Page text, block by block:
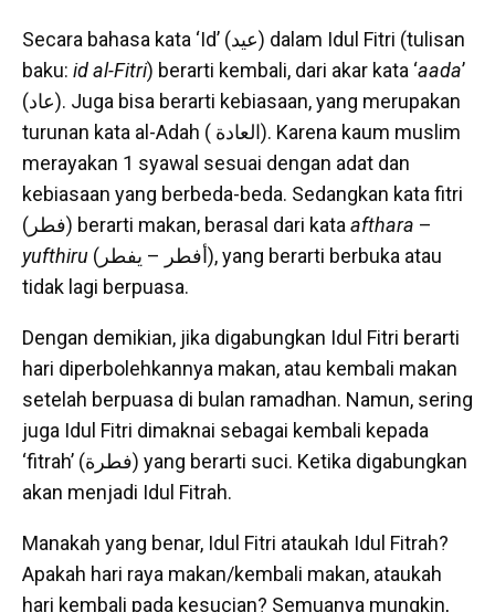
Secara bahasa kata ‘Id’ (عيد) dalam Idul Fitri (tulisan
baku: id al-Fitri) berarti kembali, dari akar kata ‘aada’
(عاد). Juga bisa berarti kebiasaan, yang merupakan
turunan kata al-Adah ( العادة). Karena kaum muslim
merayakan 1 syawal sesuai dengan adat dan
kebiasaan yang berbeda-beda. Sedangkan kata fitri
(فطر) berarti makan, berasal dari kata afthara –
yufthiru (أفطر – يفطر), yang berarti berbuka atau
tidak lagi berpuasa.
Dengan demikian, jika digabungkan Idul Fitri berarti
hari diperbolehkannya makan, atau kembali makan
setelah berpuasa di bulan ramadhan. Namun, sering
juga Idul Fitri dimaknai sebagai kembali kepada
‘fitrah’ (فطرة) yang berarti suci. Ketika digabungkan
akan menjadi Idul Fitrah.
Manakah yang benar, Idul Fitri ataukah Idul Fitrah?
Apakah hari raya makan/kembali makan, ataukah
hari kembali pada kesucian? Semuanya mungkin,